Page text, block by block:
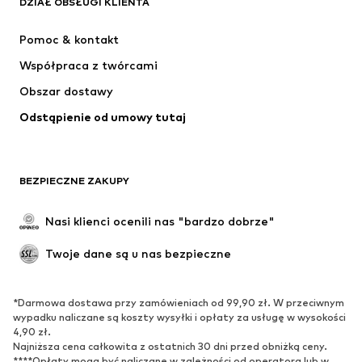
Jordan
Pomoc & kontakt
Współpraca z twórcami
Obszar dostawy
Odstąpienie od umowy tutaj
BEZPIECZNE ZAKUPY
Nasi klienci ocenili nas "bardzo dobrze"
Twoje dane są u nas bezpieczne
*Darmowa dostawa przy zamówieniach od 99,90 zł. W przeciwnym
wypadku naliczane są koszty wysyłki i opłaty za usługę w wysokości
4,90 zł.
Najniższa cena całkowita z ostatnich 30 dni przed obniżką ceny.